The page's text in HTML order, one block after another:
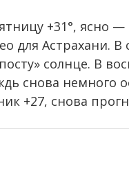
+31°,
для Астрахани.
солнце. В
снова немного
+27, снова